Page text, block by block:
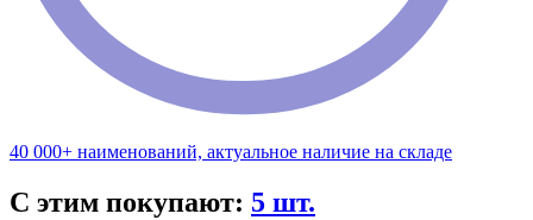
40 000+ наименований, актуальное наличие на складе
С этим покупают: 5 шт.